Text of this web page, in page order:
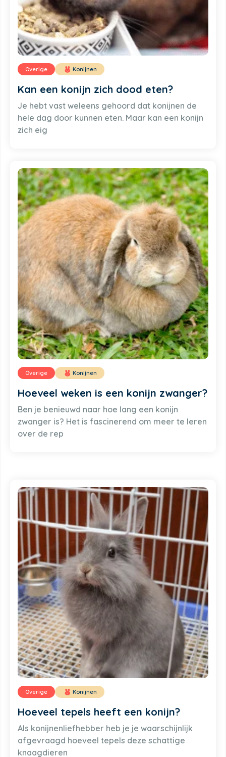
Overige Konijnen
Kan een konijn zich dood eten?
Je hebt vast weleens gehoord dat konijnen de
hele dag door kunnen eten. Maar kan een konijn
zich eig
Overige Konijnen
Hoeveel weken is een konijn zwanger?
Ben je benieuwd naar hoe lang een konijn
zwanger is? Het is fascinerend om meer te leren
over de rep
Overige Konijnen
Hoeveel tepels heeft een konijn?
Als konijnenliefhebber heb je je waarschijnlijk
afgevraagd hoeveel tepels deze schattige
knaagdieren